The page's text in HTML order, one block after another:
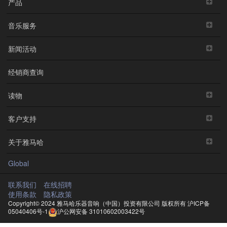
音乐服务
新闻活动
经销商查询
读物
客户支持
关于雅马哈
Global
联系我们
在线招聘
使用条款
隐私政策
Copyright© 2024 雅马哈乐器音响（中国）投资有限公司 版权所有沪ICP备
05040406号-1
沪公网安备 31010602003422号